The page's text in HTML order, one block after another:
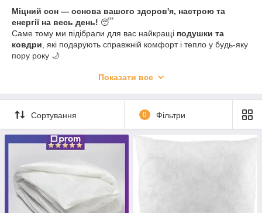
Міцний сон — основа вашого здоров'я, настрою та
енергії на весь день! 😴
Саме тому ми підібрали для вас найкращі подушки та
ковдри , які подарують справжній комфорт і тепло у будь-яку
пору року 🌙
— класичні, ортопедичні, анатомічні
— з наповнювачами: холлофайбер, бамбук, лебединий пух,
гречка, шерсть
— м'які, середні, пружні — для сну на спині, боці чи животі
Ковдри:
— легкі та теплі варіанти для будь-якого клімату
— з натуральними та синтетичними наповнювачами
(евкаліпт, бамбук, вовна, мікрофібра)
💤 Усі вироби добре тримають форму, мають гіпоалергенні
Показати все
Сортування 0 Фільтри